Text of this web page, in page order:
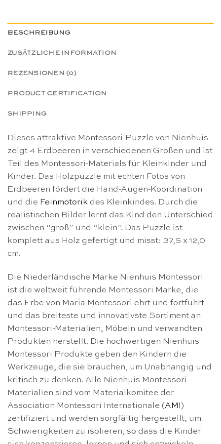
BESCHREIBUNG
ZUSÄTZLICHE INFORMATION
REZENSIONEN (0)
PRODUCT CERTIFICATION
SHIPPING
Dieses attraktive Montessori-Puzzle von Nienhuis
zeigt 4 Erdbeeren in verschiedenen Größen und ist
Teil des Montessori-Materials für Kleinkinder und
Kinder. Das Holzpuzzle mit echten Fotos von
Erdbeeren fördert die Hand-Augen-Koordination
und die Feinmotorik des Kleinkindes. Durch die
realistischen Bilder lernt das Kind den Unterschied
zwischen “groß” und “klein”. Das Puzzle ist
komplett aus Holz gefertigt und misst: 37,5 x 12,0
cm.
Die Niederländische Marke Nienhuis Montessori
ist die weltweit führende Montessori Marke, die
das Erbe von Maria Montessori ehrt und fortführt
und das breiteste und innovativste Sortiment an
Montessori-Materialien, Möbeln und verwandten
Produkten herstellt. Die hochwertigen Nienhuis
Montessori Produkte geben den Kindern die
Werkzeuge, die sie brauchen, um Unabhangig und
kritisch zu denken. Alle Nienhuis Montessori
Materialien sind vom Materialkomitee der
Association Montessori Internationale (AMI )
zertifiziert und werden sorgfältig hergestellt, um
Schwierigkeiten zu isolieren, so dass die Kinder